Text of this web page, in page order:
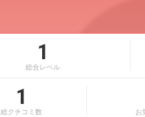
1
総合レベル
1
総クチコミ数 お